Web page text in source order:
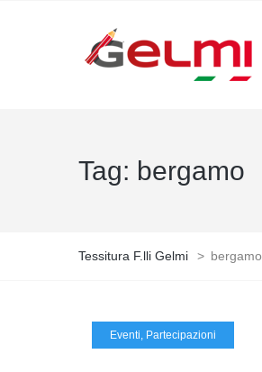
Tag: bergamo
Tessitura F.lli Gelmi > bergamo
Eventi, Partecipazioni